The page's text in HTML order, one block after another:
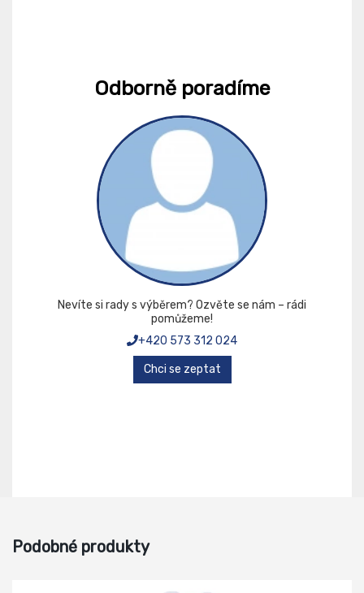
Odborně poradíme
Nevíte si rady s výběrem? Ozvěte se nám – rádi
pomůžeme!
+420 573 312 024
Chci se zeptat
Podobné produkty